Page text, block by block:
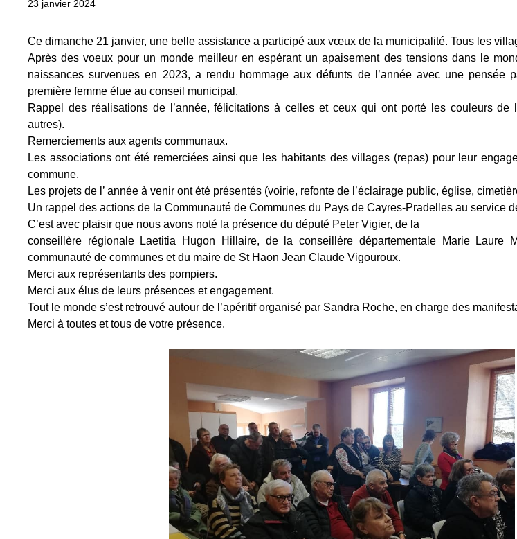
23 janvier 2024
Ce dimanche 21 janvier, une belle assistance a participé aux vœux de la municipalité. Tous les
Après des voeux pour un monde meilleur en espérant un apaisement des tensions dans le
naissances survenues en 2023, a rendu hommage aux défunts de l’année avec une pensée
première femme élue au conseil municipal.
Rappel des réalisations de l’année, félicitations à celles et ceux qui ont porté les couleurs de
autres).
Remerciements aux agents communaux.
Les associations ont été remerciées ainsi que les habitants des villages (repas) pour leur
commune.
Les projets de l’ année à venir ont été présentés (voirie, refonte de l’éclairage public, église,
Un rappel des actions de la Communauté de Communes du Pays de Cayres-Pradelles au service
C’est avec plaisir que nous avons noté la présence du député Peter Vigier, de la
conseillère régionale Laetitia Hugon Hillaire, de la conseillère départementale Marie Laure
communauté de communes et du maire de St Haon Jean Claude Vigouroux.
Merci aux représentants des pompiers.
Merci aux élus de leurs présences et engagement.
Tout le monde s’est retrouvé autour de l’apéritif organisé par Sandra Roche, en charge des
Merci à toutes et tous de votre présence.